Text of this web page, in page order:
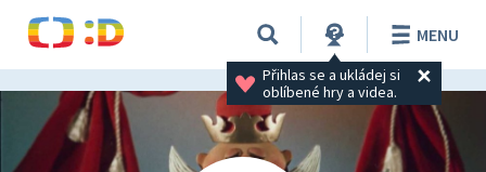
Přihlas se a ukládej si
oblíbené hry a videa.
MENU